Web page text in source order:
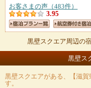
お客さまの声（483件）
3.95
黒壁スクエア周辺の
黒壁ス
黒壁スクエアがある、【滋
す。